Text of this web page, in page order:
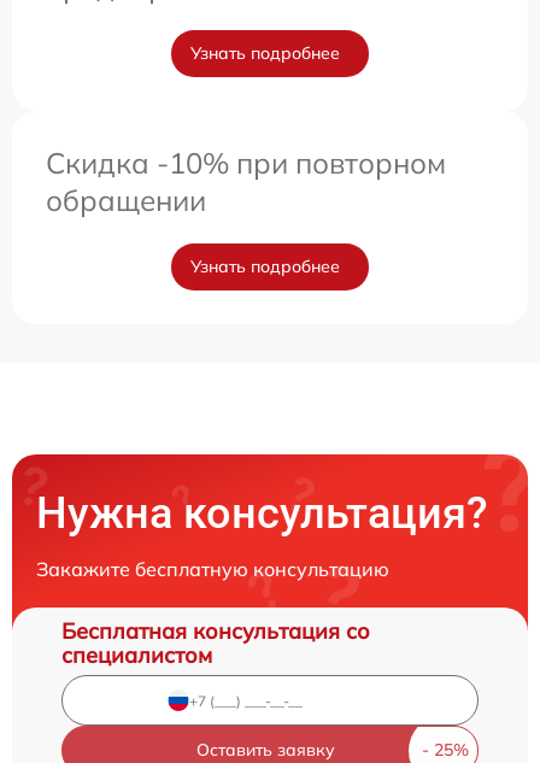
Узнать подробнее
Скидка -10% при повторном
обращении
Узнать подробнее
Нужна консультация?
Закажите бесплатную консультацию
Бесплатная консультация со
специалистом
Оставить заявку